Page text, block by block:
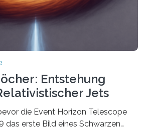
Bewegung um – oder anders
in Bewegung. In
Experimenten ist es in den…
Entstehung
Jets
die Event Horizon Telescope
das erste Bild eines Schwarzen